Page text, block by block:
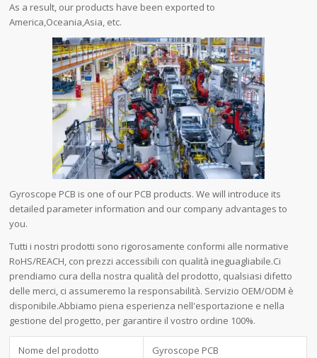
As a result, our products have been exported to
America,Oceania,Asia, etc.
Gyroscope PCB is one of our PCB products. We will introduce its
detailed parameter information and our company advantages to
you.
Tutti i nostri prodotti sono rigorosamente conformi alle normative
RoHS/REACH, con prezzi accessibili con qualità ineguagliabile.Ci
prendiamo cura della nostra qualità del prodotto, qualsiasi difetto
delle merci, ci assumeremo la responsabilità. Servizio OEM/ODM è
disponibile.Abbiamo piena esperienza nell'esportazione e nella
gestione del progetto, per garantire il vostro ordine 100%.
Nome del prodotto Gyroscope PCB